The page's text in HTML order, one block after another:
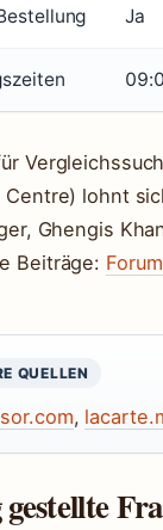
Ja
Centre) lohnt
Ghengis
Beiträge:
QUELLEN
,